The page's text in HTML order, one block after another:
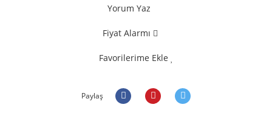
Yorum Yaz
Fiyat Alarmı
Favorilerime Ekle
Paylaş